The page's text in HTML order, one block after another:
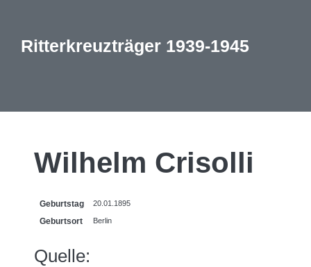
Ritterkreuzträger 1939-1945
Wilhelm Crisolli
Geburtstag 20.01.1895
Geburtsort Berlin
Quelle: